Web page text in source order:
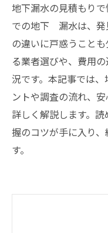
地下漏水の見積もり
での地下 漏水は、発
の違いに戸惑うこと
る業者選びや、費用
況です。本記事では
ントや調査の流れ、
詳しく解説します。
握のコツが手に入り
す。